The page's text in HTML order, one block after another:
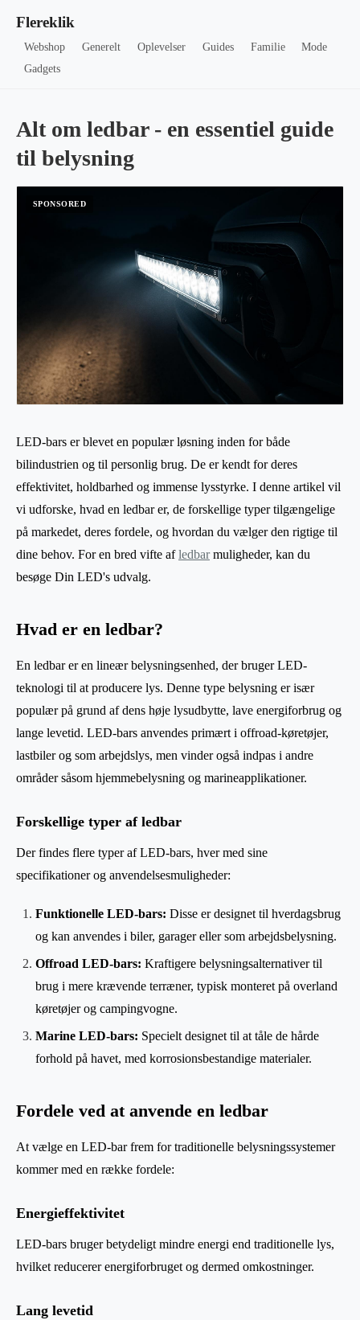
Flereklik
Webshop Generelt Oplevelser Guides Familie
Mode
Gadgets
Alt om ledbar - en essentiel guide
til belysning
LED-bars er blevet en populær løsning inden for både
bilindustrien og til personlig brug. De er kendt for deres
effektivitet, holdbarhed og immense lysstyrke. I denne artikel vil
vi udforske, hvad en ledbar er, de forskellige typer tilgængelige
på markedet, deres fordele, og hvordan du vælger den rigtige til
dine behov. For en bred vifte afledbarmuligheder, kan du
besøge Din LED's udvalg.
Hvad er en ledbar?
En ledbar er en lineær belysningsenhed, der bruger LED-
teknologi til at producere lys. Denne type belysning er især
populær på grund af dens høje lysudbytte, lave energiforbrug og
lange levetid. LED-bars anvendes primært i offroad-køretøjer,
lastbiler og som arbejdslys, men vinder også indpas i andre
områder såsom hjemmebelysning og marineapplikationer.
Forskellige typer af ledbar
Der findes flere typer af LED-bars, hver med sine
specifikationer og anvendelsesmuligheder:
Funktionelle LED-bars: Disse er designet til hverdagsbrug
og kan anvendes i biler, garager eller som arbejdsbelysning.
Offroad LED-bars: Kraftigere belysningsalternativer til
brug i mere krævende terræner, typisk monteret på overland
køretøjer og campingvogne.
Marine LED-bars: Specielt designet til at tåle de hårde
forhold på havet, med korrosionsbestandige materialer.
Fordele ved at anvende en ledbar
At vælge en LED-bar frem for traditionelle belysningssystemer
kommer med en række fordele:
Energieffektivitet
LED-bars bruger betydeligt mindre energi end traditionelle lys,
hvilket reducerer energiforbruget og dermed omkostninger.
Lang levetid